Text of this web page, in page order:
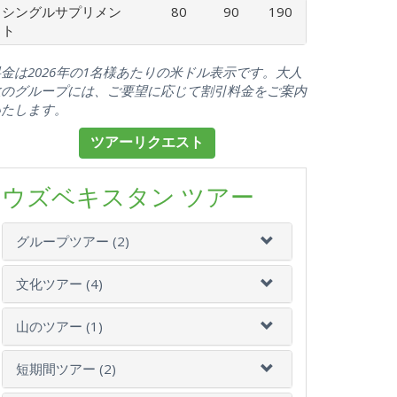
シングルサプリメン
ト
80 90 190
は2026年の1名様あたりの米ドル表示です。大人
グループには、ご要望に応じて割引料金をご案内
します。
ツアーリクエスト
ウズベキスタン ツアー
グループツアー (2)
文化ツアー (4)
山のツアー (1)
短期間ツアー (2)